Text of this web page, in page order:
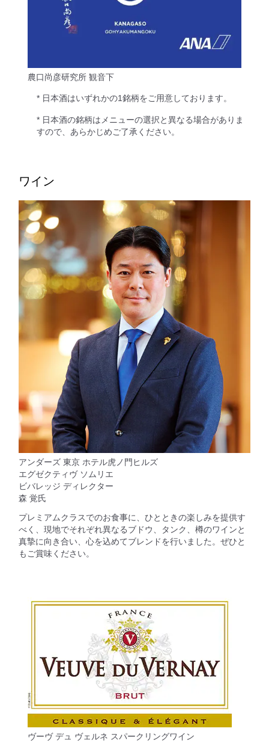
農口尚彦研究所 観音下
* 日本酒はいずれかの1銘柄をご用意しております。
* 日本酒の銘柄はメニューの選択と異なる場合がありま
すので、あらかじめご了承ください。
ワイン
アンダーズ 東京 ホテル虎ノ門ヒルズ
エグゼクティヴ ソムリエ
ビバレッジ ディレクター
森 覚氏
プレミアムクラスでのお食事に、ひとときの楽しみを提供す
べく、現地でそれぞれ異なるブドウ、タンク、樽のワインと
真摯に向き合い、心を込めてブレンドを行いました。ぜひと
もご賞味ください。
ヴーヴ デュ ヴェルネ スパークリングワイン